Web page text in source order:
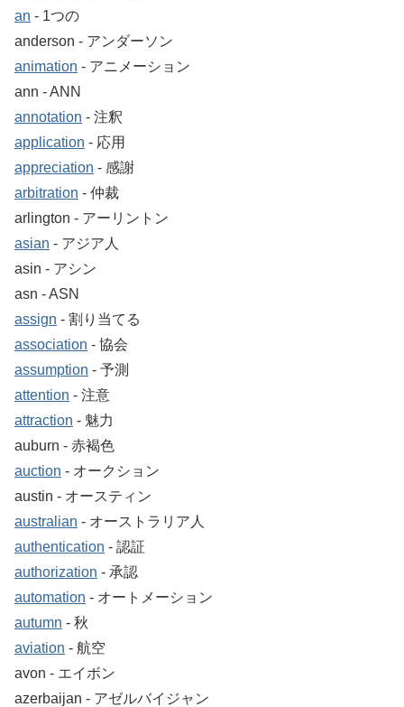
an ‐ 1つの
anderson ‐ アンダーソン
animation ‐ アニメーション
ann ‐ ANN
annotation ‐ 注釈
application ‐ 応用
appreciation ‐ 感謝
arbitration ‐ 仲裁
arlington ‐ アーリントン
asian ‐ アジア人
asin ‐ アシン
asn ‐ ASN
assign ‐ 割り当てる
association ‐ 協会
assumption ‐ 予測
attention ‐ 注意
attraction ‐ 魅力
auburn ‐ 赤褐色
auction ‐ オークション
austin ‐ オースティン
australian ‐ オーストラリア人
authentication ‐ 認証
authorization ‐ 承認
automation ‐ オートメーション
autumn ‐ 秋
aviation ‐ 航空
avon ‐ エイボン
azerbaijan ‐ アゼルバイジャン